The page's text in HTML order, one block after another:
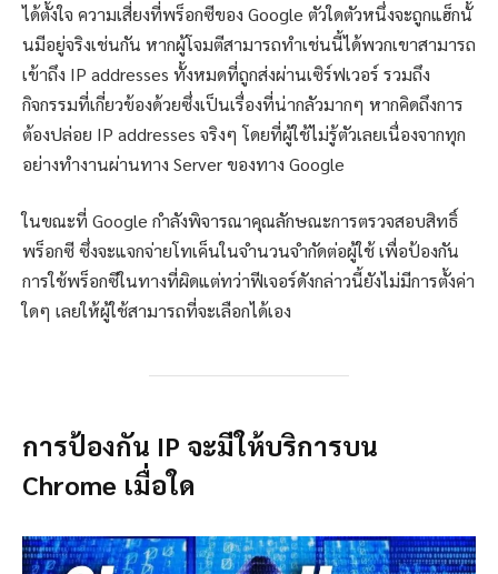
ได้ตั้งใจ ความเสี่ยงที่พร็อกซีของ Google ตัวใดตัวหนึ่งจะถูกแฮ็กนั้
นมีอยู่จริงเช่นกัน หากผู้โจมตีสามารถทำเช่นนี้ได้พวกเขาสามารถ
เข้าถึง IP addresses ทั้งหมดที่ถูกส่งผ่านเซิร์ฟเวอร์ รวมถึง
กิจกรรมที่เกี่ยวข้องด้วยซึ่งเป็นเรื่องที่น่ากลัวมากๆ หากคิดถึงการ
ต้องปล่อย IP addresses จริงๆ โดยที่ผู้ใช้ไม่รู้ตัวเลยเนื่องจากทุก
อย่างทำงานผ่านทาง Server ของทาง Google
ในขณะที่ Google กำลังพิจารณาคุณลักษณะการตรวจสอบสิทธิ์
พร็อกซี ซึ่งจะแจกจ่ายโทเค็นในจำนวนจำกัดต่อผู้ใช้ เพื่อป้องกัน
การใช้พร็อกซีในทางที่ผิดแต่ทว่าฟีเจอร์ดังกล่าวนี้ยังไม่มีการตั้งค่า
ใดๆ เลยให้ผู้ใช้สามารถที่จะเลือกได้เอง
การป้องกัน IP จะมีให้บริการบน
Chrome เมื่อใด